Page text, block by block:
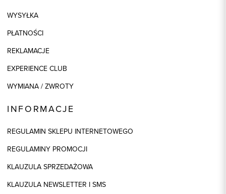
WYSYŁKA
PŁATNOŚCI
REKLAMACJE
EXPERIENCE CLUB
WYMIANA / ZWROTY
INFORMACJE
REGULAMIN SKLEPU INTERNETOWEGO
REGULAMINY PROMOCJI
KLAUZULA SPRZEDAŻOWA
KLAUZULA NEWSLETTER I SMS